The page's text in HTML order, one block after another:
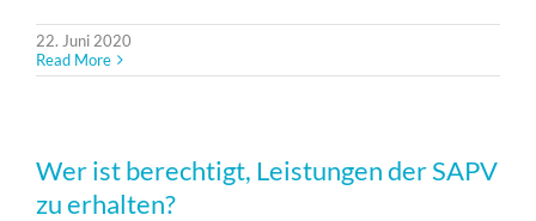
22. Juni 2020
Read More
Wer ist berechtigt, Leistungen der SAPV
zu erhalten?